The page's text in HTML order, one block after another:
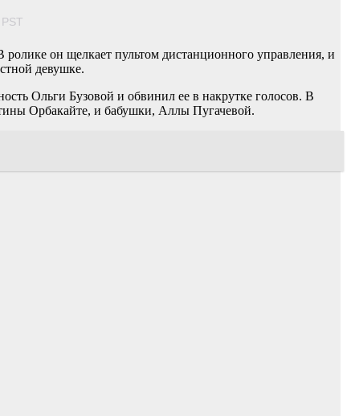
он щелкает пультом дистанционного управления, и
девушке.
Ольги Бузовой и обвинил ее в накрутке голосов. В
Орбакайте, и бабушки, Аллы Пугачевой.